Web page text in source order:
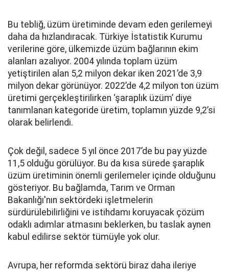
Bu tebliğ, üzüm üretiminde devam eden gerilemeyi
daha da hızlandıracak. Türkiye İstatistik Kurumu
verilerine göre, ülkemizde üzüm bağlarının ekim
alanları azalıyor. 2004 yılında toplam üzüm
yetiştirilen alan 5,2 milyon dekar iken 2021’de 3,9
milyon dekar görünüyor. 2022’de 4,2 milyon ton üzüm
üretimi gerçekleştirilirken ‘şaraplık üzüm’ diye
tanımlanan kategoride üretim, toplamın yüzde 9,2’si
olarak belirlendi.
Çok değil, sadece 5 yıl önce 2017’de bu pay yüzde
11,5 olduğu görülüyor. Bu da kısa sürede şaraplık
üzüm üretiminin önemli gerilemeler içinde olduğunu
gösteriyor. Bu bağlamda, Tarım ve Orman
Bakanlığı'nın sektördeki işletmelerin
sürdürülebilirliğini ve istihdamı koruyacak çözüm
odaklı adımlar atmasını beklerken, bu taslak aynen
kabul edilirse sektör tümüyle yok olur.
Avrupa, her reformda sektörü biraz daha ileriye